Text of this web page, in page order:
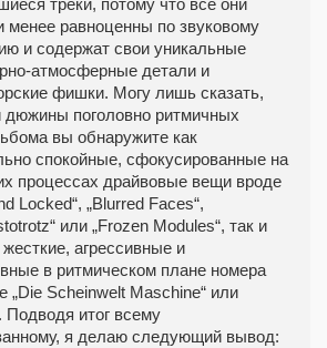
треки, потому что все они
менее равноценны по звуковому
и содержат свои уникальные
атмосферные детали и
фишки. Могу лишь сказать,
дюжины поголовно ритмичных
вы обнаружите как
спокойные, сфокусированные на
процессах драйвовые вещи вроде
Locked“, „Blurred Faces“,
или „Frozen Modules“, так и
агрессивные и
в ритмическом плане номера
„Die Scheinwelt Maschine“ или
Подводя итог всему
я делаю следующий вывод: